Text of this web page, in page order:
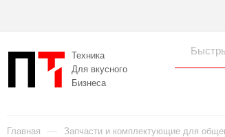
Техника
Для вкусного
Бизнеса
Главная — Запчасти и комплектующие для